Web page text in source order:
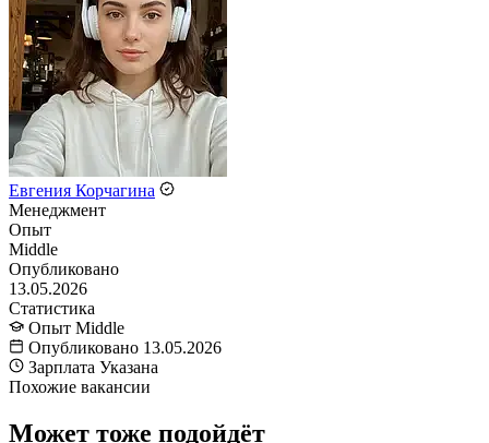
Евгения Корчагина
Менеджмент
Опыт
Middle
Опубликовано
13.05.2026
Статистика
Опыт Middle
Опубликовано 13.05.2026
Зарплата Указана
Похожие вакансии
Может тоже подойдёт